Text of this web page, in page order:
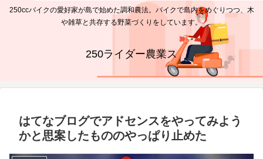
250ccバイクの愛好家が島で始めた調和農法。バイクで島内をめぐりつつ、木
や雑草と共存する野菜づくりをしています。
250ライダー農業ス
はてなブログでアドセンスをやってみよう
かと思案したもののやっぱり止めた